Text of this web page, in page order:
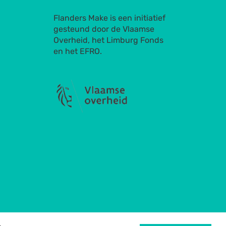
Flanders Make is een initiatief
gesteund door de Vlaamse
Overheid, het Limburg Fonds
en het EFRO.